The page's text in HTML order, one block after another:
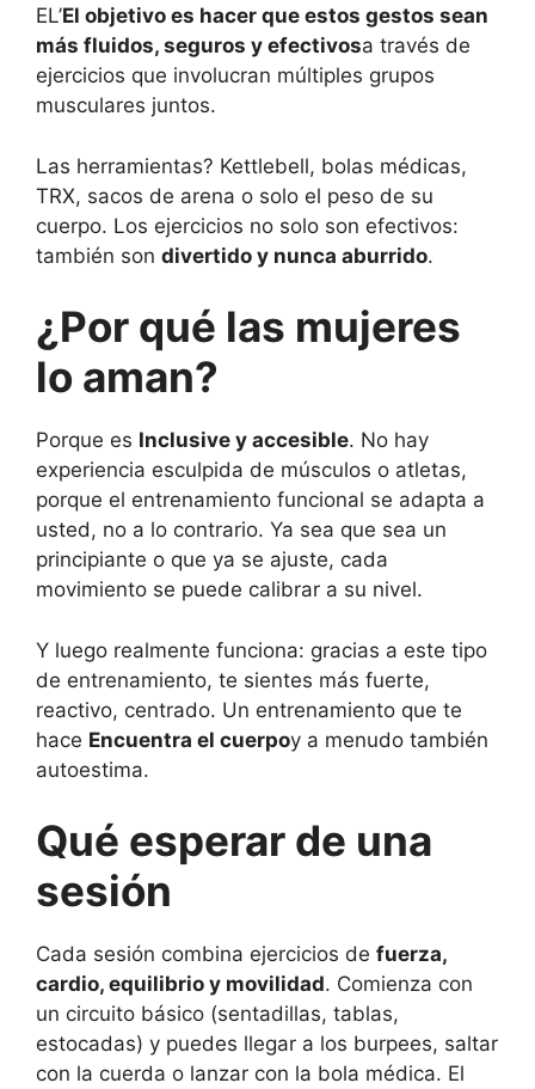
EL’El objetivo es hacer que estos gestos sean
más fluidos, seguros y efectivosa través de
ejercicios que involucran múltiples grupos
musculares juntos.
Las herramientas? Kettlebell, bolas médicas,
TRX, sacos de arena o solo el peso de su
cuerpo. Los ejercicios no solo son efectivos:
también son divertido y nunca aburrido.
¿Por qué las mujeres
lo aman?
Porque es Inclusive y accesible. No hay
experiencia esculpida de músculos o atletas,
porque el entrenamiento funcional se adapta a
usted, no a lo contrario. Ya sea que sea un
principiante o que ya se ajuste, cada
movimiento se puede calibrar a su nivel.
Y luego realmente funciona: gracias a este tipo
de entrenamiento, te sientes más fuerte,
reactivo, centrado. Un entrenamiento que te
hace Encuentra el cuerpoy a menudo también
autoestima.
Qué esperar de una
sesión
Cada sesión combina ejercicios de fuerza,
cardio, equilibrio y movilidad. Comienza con
un circuito básico (sentadillas, tablas,
estocadas) y puedes llegar a los burpees, saltar
con la cuerda o lanzar con la bola médica. El